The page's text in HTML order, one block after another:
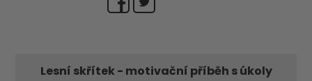
Lesní skřítek - motivační příběh s úkoly